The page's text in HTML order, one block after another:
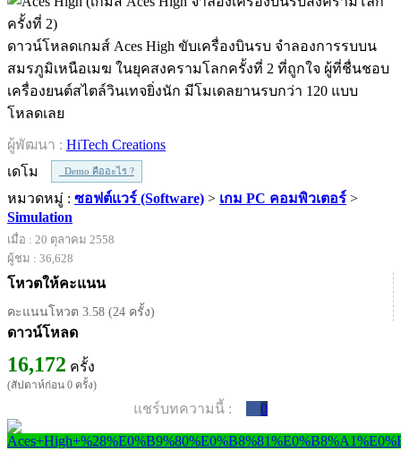
ดาวน์โหลดเกมส์ Aces High ขับเครื่องบินรบ จำลองการรบบน
สมรภูมิเหนือเมฆ ในยุคสงครามโลกครั้งที่ 2 ที่ถูกใจ ผู้ที่ชื่นชอบ
เครื่องยนต์สไตล์วินเทจยิ่งนัก มีโมเดลยานรบกว่า 120 แบบ
โหลดเลย
ผู้พัฒนา : HiTech Creations
เดโม
Demo คืออะไร ?
หมวดหมู่ : ซอฟต์แวร์ (Software) > เกม PC คอมพิวเตอร์ >
Simulation
เมื่อ : 20 ตุลาคม 2558
ผู้ชม : 36,628
โหวตให้คะแนน
คะแนนโหวต 3.58 (24 ครั้ง)
ดาวน์โหลด
16,172 ครั้ง
(สัปดาห์ก่อน 0 ครั้ง)
แชร์บทความนี้ : 0